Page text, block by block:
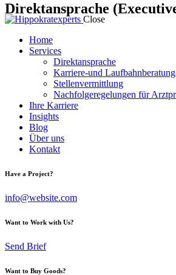
Direktansprache
Close
Home
Services
Direktansprache
Karriere-und Laufbahnberatung
Stellenvermittlung
Nachfolgeregelungen für
Ihre Karriere
Insights
Blog
Über uns
Kontakt
Have a Project?
info@website.com
Want to Work with Us?
Send Brief
Want to Buy Goods?